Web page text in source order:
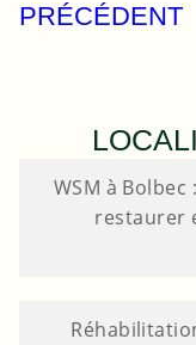
PRÉCÉDENT
WSM à
restaurer